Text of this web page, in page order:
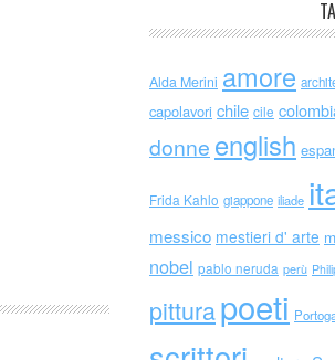
Alda Merini amore
capolavori chile cile
donne english
Frida Kahlo giappone iliade
messico mestieri d' arte
nobel pablo neruda perù
pitturapoeti